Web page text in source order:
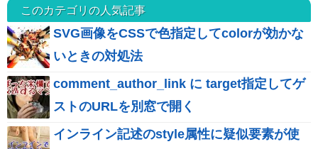
このカテゴリの人気記事
SVG画像をCSSで色指定してcolorが効かな
いときの対処法
comment_author_link に target指定してゲ
ストのURLを別窓で開く
インライン記述のstyle属性に疑似要素が使